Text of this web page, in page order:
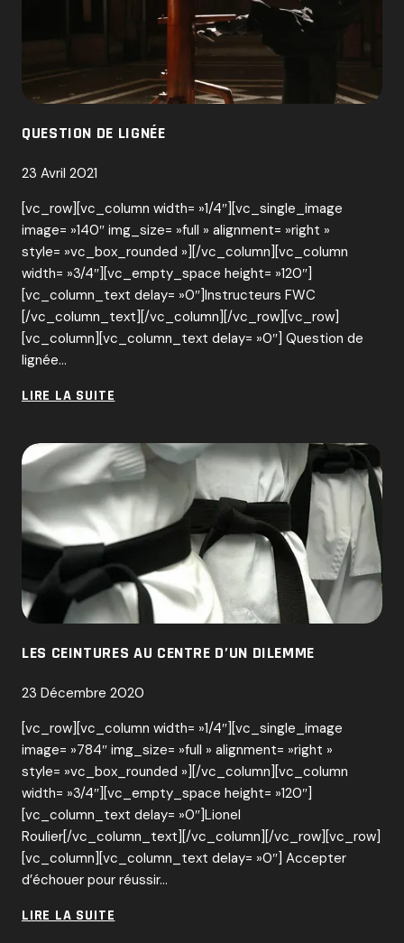
QUESTION DE LIGNÉE
23 Avril 2021
[vc_row][vc_column width= »1/4″][vc_single_image
image= »140″ img_size= »full » alignment= »right »
style= »vc_box_rounded »][/vc_column][vc_column
width= »3/4″][vc_empty_space height= »120″]
[vc_column_text delay= »0″]Instructeurs FWC
[/vc_column_text][/vc_column][/vc_row][vc_row]
[vc_column][vc_column_text delay= »0″] Question de
lignée…
LIRE LA SUITE
LIGNÉE
LES CEINTURES AU CENTRE D’UN DILEMME
23 Décembre 2020
[vc_row][vc_column width= »1/4″][vc_single_image
image= »784″ img_size= »full » alignment= »right »
style= »vc_box_rounded »][/vc_column][vc_column
width= »3/4″][vc_empty_space height= »120″]
[vc_column_text delay= »0″]Lionel
Roulier[/vc_column_text][/vc_column][/vc_row][vc_row]
[vc_column][vc_column_text delay= »0″] Accepter
d’échouer pour réussir…
LIRE LA SUITE